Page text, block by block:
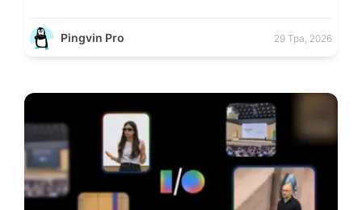
Pingvin Pro 29 Тра, 2026